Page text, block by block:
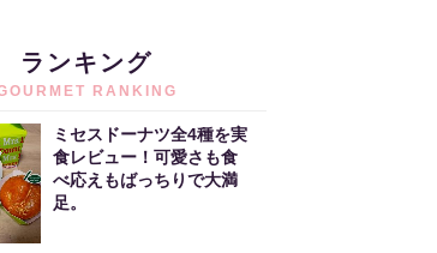
ランキング
RANKING
ミセスドーナツ全4種を実
食レビュー！可愛さも食
べ応えもばっちりで大満
足。